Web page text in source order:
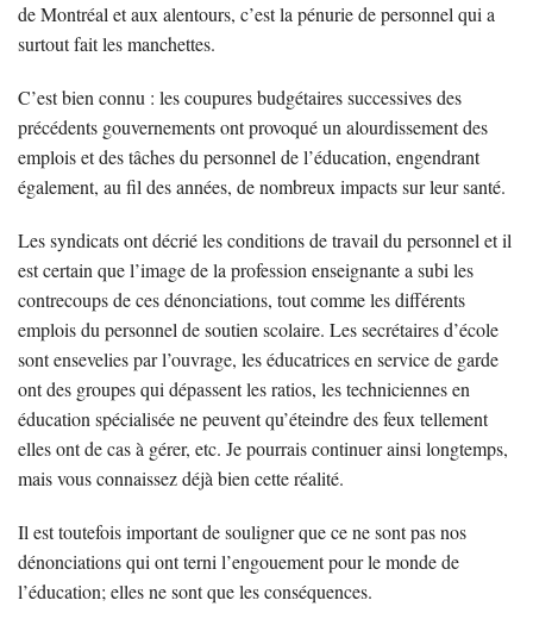
de Montréal et aux alentours, c’est la pénurie de personnel qui a
surtout fait les manchettes.
C’est bien connu : les coupures budgétaires successives des
précédents gouvernements ont provoqué un alourdissement des
emplois et des tâches du personnel de l’éducation, engendrant
également, au fil des années, de nombreux impacts sur leur santé.
Les syndicats ont décrié les conditions de travail du personnel et il
est certain que l’image de la profession enseignante a subi les
contrecoups de ces dénonciations, tout comme les différents
emplois du personnel de soutien scolaire. Les secrétaires d’école
sont ensevelies par l’ouvrage, les éducatrices en service de garde
ont des groupes qui dépassent les ratios, les techniciennes en
éducation spécialisée ne peuvent qu’éteindre des feux tellement
elles ont de cas à gérer, etc. Je pourrais continuer ainsi longtemps,
mais vous connaissez déjà bien cette réalité.
Il est toutefois important de souligner que ce ne sont pas nos
dénonciations qui ont terni l’engouement pour le monde de
l’éducation; elles ne sont que les conséquences.